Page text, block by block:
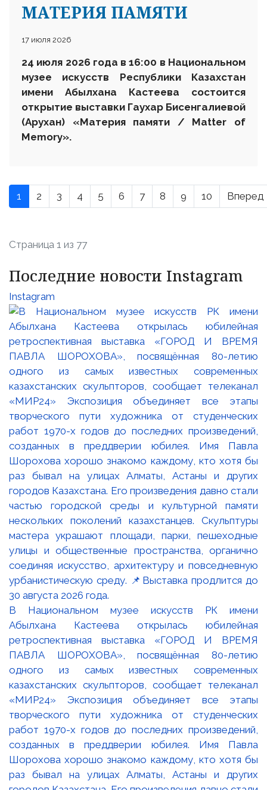
МАТЕРИЯ ПАМЯТИ
17 июля 2026
24 июля 2026 года в 16:00 в Национальном
музее искусств Республики Казахстан
имени Абылхана Кастеева состоится
открытие выставки Гаухар Бисенгалиевой
(Арухан) «Материя памяти / Matter of
Memory».
1 2 3 4 5 6 7 8 9 10 Вперед
Страница 1 из 77
Последние новости Instagram
Instagram
В Национальном музее искусств РК имени
Абылхана Кастеева открылась юбилейная
ретроспективная выставка «ГОРОД И ВРЕМЯ
ПАВЛА ШОРОХОВА», посвящённая 80-летию
одного из самых известных современных
казахстанских скульпторов, сообщает телеканал
«МИР24» Экспозиция объединяет все этапы
творческого пути художника от студенческих
работ 1970-х годов до последних произведений,
созданных в преддверии юбилея. Имя Павла
Шорохова хорошо знакомо каждому, кто хотя бы
раз бывал на улицах Алматы, Астаны и других